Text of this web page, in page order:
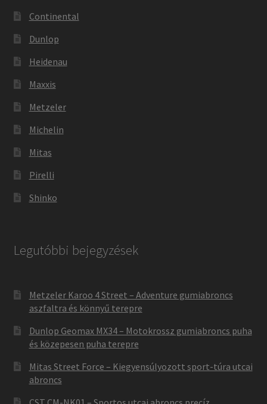
Continental
Dunlop
Heidenau
Maxxis
Metzeler
Michelin
Mitas
Pirelli
Shinko
Legutóbbi bejegyzések
Metzeler Karoo 4 Street – Adventure gumiabroncs
aszfaltra és könnyű terepre
Dunlop Geomax MX34 – Motokrossz gumiabroncs puha
és közepesen puha terepre
Mitas Street Force – Kiegyensúlyozott sport-túra utcai
abroncs